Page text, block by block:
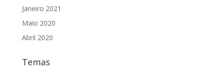
Janeiro 2021
Maio 2020
Abril 2020
Temas